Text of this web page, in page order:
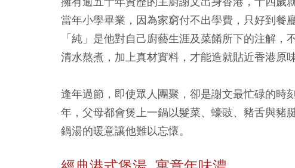
當年小學畢業，因為家窮付不出學費，只好到餐
「純」是他對自己廚藝生涯及菜餚所下的注解
清水熬煮，加上真材實料，才能造就貼近香港原味
逢年過節，即使眾人團聚，卻是謝文最忙碌的時
年，父母都會煲上一鍋以髮菜、蠔豉、豬舌與豬
鍋湯的暖意讓他難以忘懷。